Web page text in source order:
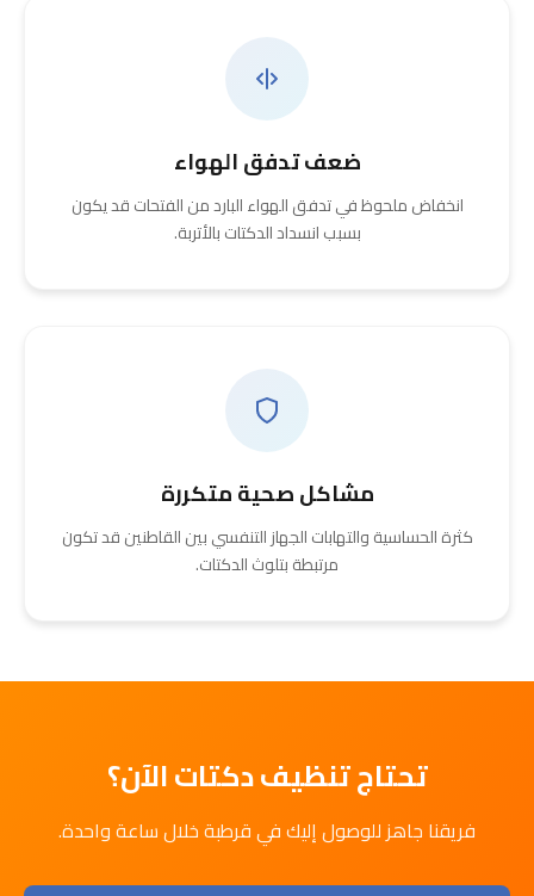
ضعف تدفق الهواء
انخفاض ملحوظ في تدفق الهواء البارد من الفتحات قد يكون
بسبب انسداد الدكتات بالأتربة.
مشاكل صحية متكررة
كثرة الحساسية والتهابات الجهاز التنفسي بين القاطنين قد تكون
مرتبطة بتلوث الدكتات.
تحتاج تنظيف دكتات الآن؟
فريقنا جاهز للوصول إليك في قرطبة خلال ساعة واحدة.